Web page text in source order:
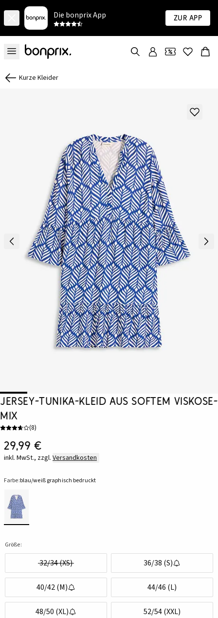
Die bonprix App Zur App
Kurze Kleider
Jersey-Tunika-Kleid aus softem Viskose-
Mix
(8)
29,99 €
inkl. MwSt., zzgl. Versandkosten
Farbe:blau/weiß graphisch bedruckt
Größe:
32/34 (XS) 36/38 (S)
40/42 (M) 44/46 (L)
48/50 (XL) 52/54 (XXL)